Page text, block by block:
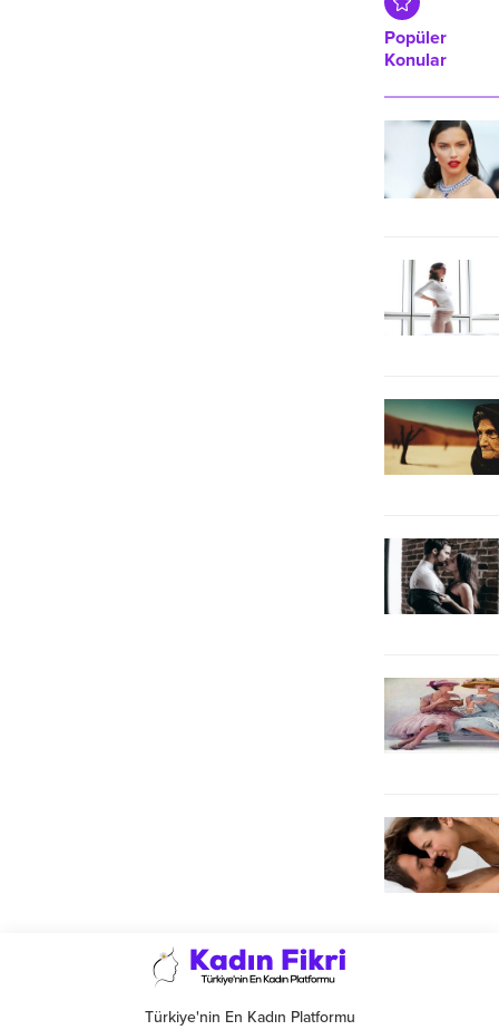
araştırma çalışmasını Ubisoft ve
Riot Games birlikte yürütecek.
Popüler
Konular
Türkiye'nin En Kadın Platformu